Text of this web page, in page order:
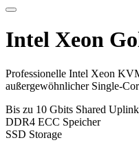
Intel Xeon
Professionelle Intel Xeon
außergewöhnlicher Single-
Bis zu 10 Gbits Shared Uplink
DDR4 ECC Speicher
SSD Storage